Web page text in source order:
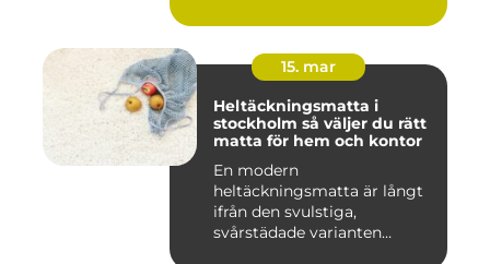
15. mar
Heltäckningsmatta i
stockholm så väljer du rätt
matta för hem och kontor
En modern
heltäckningsmatta är långt
ifrån den svulstiga,
svårstädade varianten